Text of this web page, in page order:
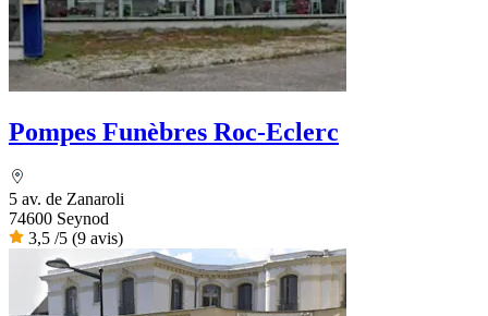
Pompes Funèbres Roc-Eclerc
5 av. de Zanaroli
74600 Seynod
3,5 /5 (9 avis)